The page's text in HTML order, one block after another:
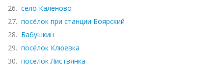
26. село Каленово
27. посёлок при станции Боярский
28. Бабушкин
29. посёлок Клюевка
30. поселок Листвянка